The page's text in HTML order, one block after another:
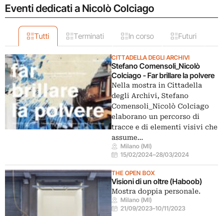
Eventi dedicati a Nicolò Colciago
Tutti Terminati In corso Futuri
CITTADELLA DEGLI ARCHIVI
Stefano Comensoli_Nicolò
Colciago - Far brillare la polvere
Nella mostra in Cittadella
degli Archivi, Stefano
Comensoli_Nicolò Colciago
elaborano un percorso di
tracce e di elementi visivi che
assume…
Milano (MI)
15/02/2024–28/03/2024
THE OPEN BOX
Visioni di un oltre (Haboob)
Mostra doppia personale.
Milano (MI)
21/09/2023–10/11/2023